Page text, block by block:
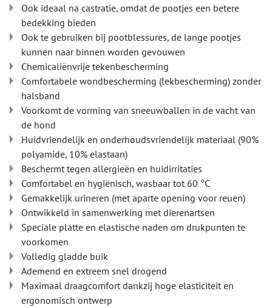
Ook ideaal na castratie, omdat de pootjes een betere
bedekking bieden
Ook te gebruiken bij pootblessures, de lange pootjes
kunnen naar binnen worden gevouwen
Chemicaliënvrije tekenbescherming
Comfortabele wondbescherming (lekbescherming) zonder
halsband
Voorkomt de vorming van sneeuwballen in de vacht van
de hond
Huidvriendelijk en onderhoudsvriendelijk materiaal (90%
polyamide, 10% elastaan)
Beschermt tegen allergieën en huidirritaties
Comfortabel en hygiënisch, wasbaar tot 60 °C
Gemakkelijk urineren (met aparte opening voor reuen)
Ontwikkeld in samenwerking met dierenartsen
Speciale platte en elastische naden om drukpunten te
voorkomen
Volledig gladde buik
Ademend en extreem snel drogend
Maximaal draagcomfort dankzij hoge elasticiteit en
ergonomisch ontwerp